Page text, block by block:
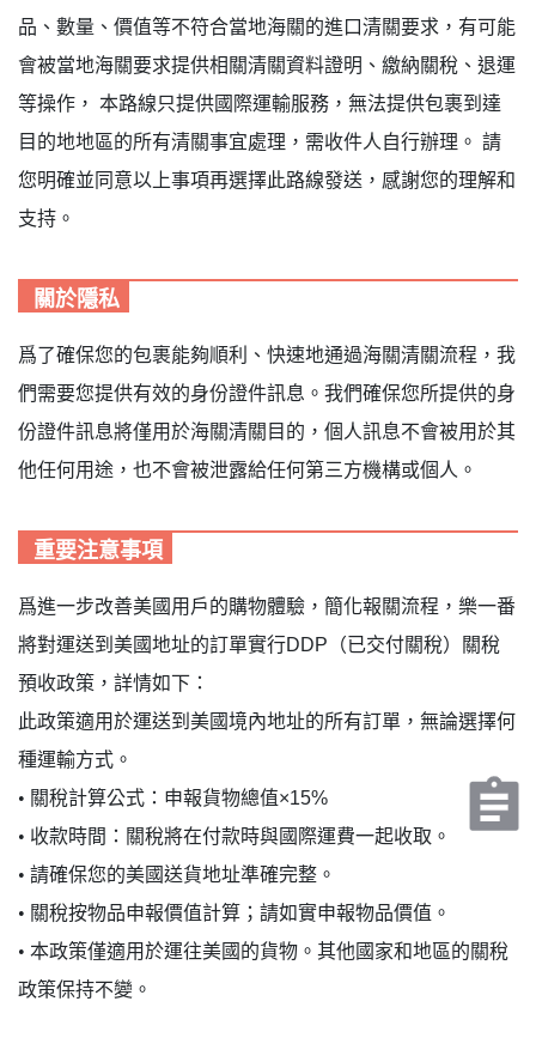
品、數量、價值等不符合當地海關的進口清關要求，有可能
會被當地海關要求提供相關清關資料證明、繳納關稅、退運
等操作， 本路線只提供國際運輸服務，無法提供包裹到達
目的地地區的所有清關事宜處理，需收件人自行辦理。 請
您明確並同意以上事項再選擇此路線發送，感謝您的理解和
支持。
關於隱私
爲了確保您的包裹能夠順利、快速地通過海關清關流程，我
們需要您提供有效的身份證件訊息。我們確保您所提供的身
份證件訊息將僅用於海關清關目的，個人訊息不會被用於其
他任何用途，也不會被泄露給任何第三方機構或個人。
重要注意事項
爲進一步改善美國用戶的購物體驗，簡化報關流程，樂一番
將對運送到美國地址的訂單實行DDP（已交付關稅）關稅
預收政策，詳情如下：
此政策適用於運送到美國境內地址的所有訂單，無論選擇何
種運輸方式。
• 關稅計算公式：申報貨物總值×15%
• 收款時間：關稅將在付款時與國際運費一起收取。
• 請確保您的美國送貨地址準確完整。
• 關稅按物品申報價值計算；請如實申報物品價值。
• 本政策僅適用於運往美國的貨物。其他國家和地區的關稅
政策保持不變。